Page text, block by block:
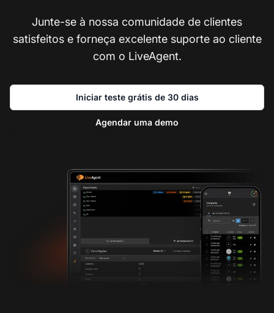
Junte-se à nossa comunidade de clientes
satisfeitos e forneça excelente suporte ao cliente
com o LiveAgent.
Iniciar teste grátis de 30 dias
Agendar uma demo